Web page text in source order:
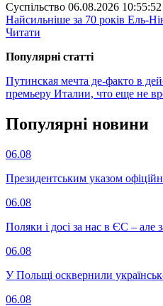
Суспiльство 06.08.2026 10:55:52
Найсильніше за 70 років Ель-
Читати
Популярнi статтi
Путинская мечта де-факто в
премьеру Италии, что еще не
Популярнi новини
06.08
Президентським указом
06.08
Поляки і досі за нас в ЄС –
06.08
У Польщі осквернили
06.08